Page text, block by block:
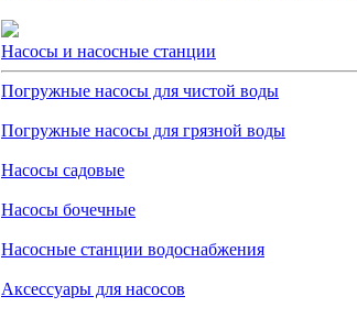
Насосы и насосные станции
Погружные насосы для чистой воды
Погружные насосы для грязной воды
Насосы садовые
Насосы бочечные
Насосные станции водоснабжения
Аксессуары для насосов